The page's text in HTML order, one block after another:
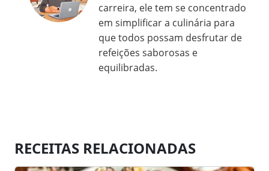
carreira, ele tem se concentrado
em simplificar a culinária para
que todos possam desfrutar de
refeições saborosas e
equilibradas.
RECEITAS RELACIONADAS